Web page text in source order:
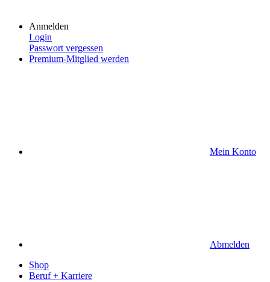
Anmelden
Login
Passwort vergessen
Premium-Mitglied werden
Mein Konto
Abmelden
Shop
Beruf + Karriere